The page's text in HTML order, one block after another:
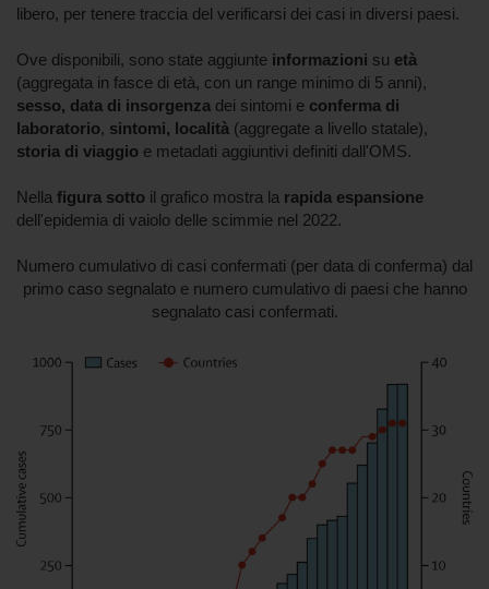
libero, per tenere traccia del verificarsi dei casi in diversi paesi.
Ove disponibili, sono state aggiunte informazioni su età
(aggregata in fasce di età, con un range minimo di 5 anni),
sesso, data di insorgenza dei sintomi e conferma di
laboratorio, sintomi, località (aggregate a livello statale),
storia di viaggio e metadati aggiuntivi definiti dall'OMS.
Nella figura sotto il grafico mostra la rapida espansione
dell'epidemia di vaiolo delle scimmie nel 2022.
Numero cumulativo di casi confermati (per data di conferma) dal
primo caso segnalato e numero cumulativo di paesi che hanno
segnalato casi confermati.